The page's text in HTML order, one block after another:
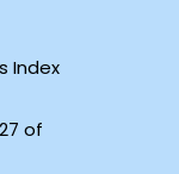
Index
of